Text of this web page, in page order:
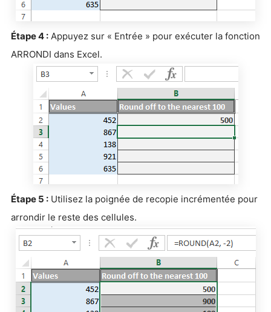
Étape 4 : Appuyez sur « Entrée » pour exécuter la fonction
ARRONDI dans Excel.
Étape 5 : Utilisez la poignée de recopie incrémentée pour
arrondir le reste des cellules.